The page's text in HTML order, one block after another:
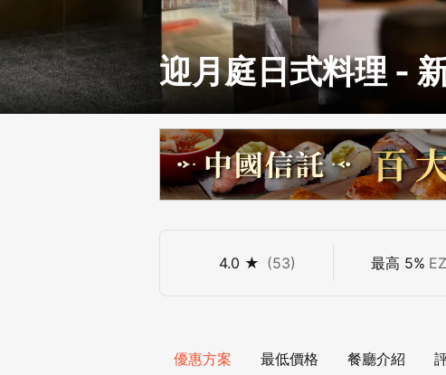
迎月庭日式料理 -
4.0 ★ (53) 最高 5%
優惠方案 最低價格 餐廳介紹